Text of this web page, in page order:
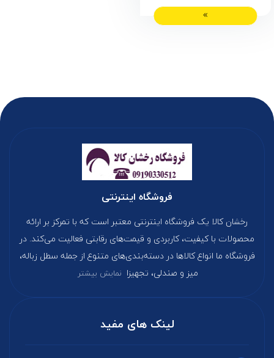
فروشگاه اینترنتی
رخشان کالا یک فروشگاه اینترنتی معتبر است که با تمرکز بر ارائه
محصولات با کیفیت، کاربردی و قیمت‌های رقابتی فعالیت می‌کند. در
فروشگاه ما انواع کالاها در دسته‌بندی‌های متنوع از جمله سطل زباله،
میز و صندلی، تجهیزا نمایش بیشتر
لینک های مفید